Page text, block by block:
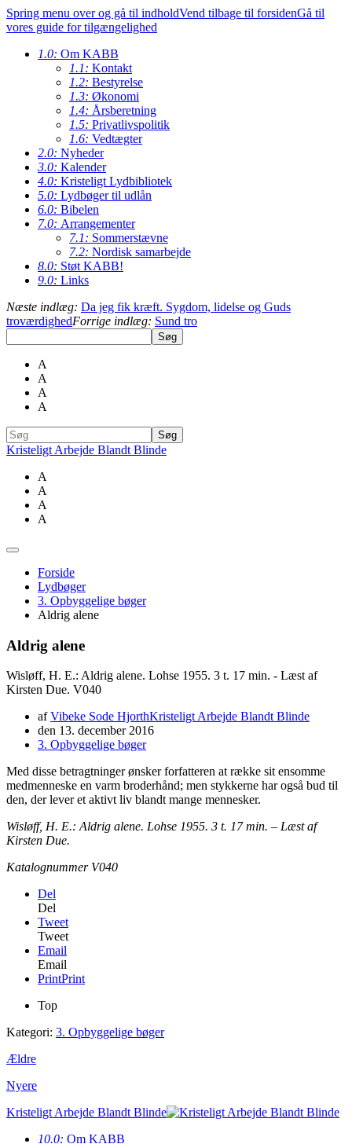
Spring menu over og gå til indholdVend tilbage til forsidenGå til
vores guide for tilgængelighed
1.0: Om KABB
1.1: Kontakt
1.2: Bestyrelse
1.3: Økonomi
1.4: Årsberetning
1.5: Privatlivspolitik
1.6: Vedtægter
2.0: Nyheder
3.0: Kalender
4.0: Kristeligt Lydbibliotek
5.0: Lydbøger til udlån
6.0: Bibelen
7.0: Arrangementer
7.1: Sommerstævne
7.2: Nordisk samarbejde
8.0: Støt KABB!
9.0: Links
Næste indlæg: Da jeg fik kræft. Sygdom, lidelse og Guds
troværdighedForrige indlæg: Sund tro
A
A
A
A
Kristeligt Arbejde Blandt Blinde
A
A
A
A
Forside
Lydbøger
3. Opbyggelige bøger
Aldrig alene
Aldrig alene
Wisløff, H. E.: Aldrig alene. Lohse 1955. 3 t. 17 min. - Læst af
Kirsten Due. V040
af Vibeke Sode HjorthKristeligt Arbejde Blandt Blinde
den 13. december 2016
3. Opbyggelige bøger
Med disse betragtninger ønsker forfatteren at række sit ensomme
medmenneske en varm broderhånd; men stykkerne har også bud til
den, der lever et aktivt liv blandt mange mennesker.
Wisløff, H. E.: Aldrig alene. Lohse 1955. 3 t. 17 min. – Læst af
Kirsten Due.
Katalognummer V040
Del
Del
Tweet
Tweet
Email
Email
PrintPrint
Top
Kategori: 3. Opbyggelige bøger
Ældre
Nyere
Kristeligt Arbejde Blandt Blinde
10.0: Om KABB